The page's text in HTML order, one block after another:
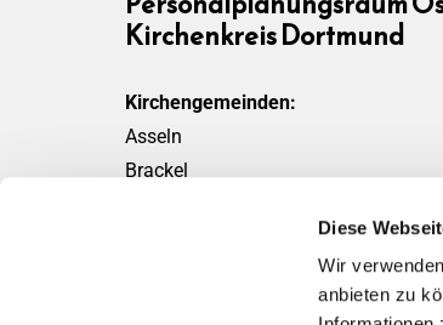
Diese
Wir
anbieten zu
Kirchenkreis Dortmund
Kirchengemeinden:
Asseln
Brackel